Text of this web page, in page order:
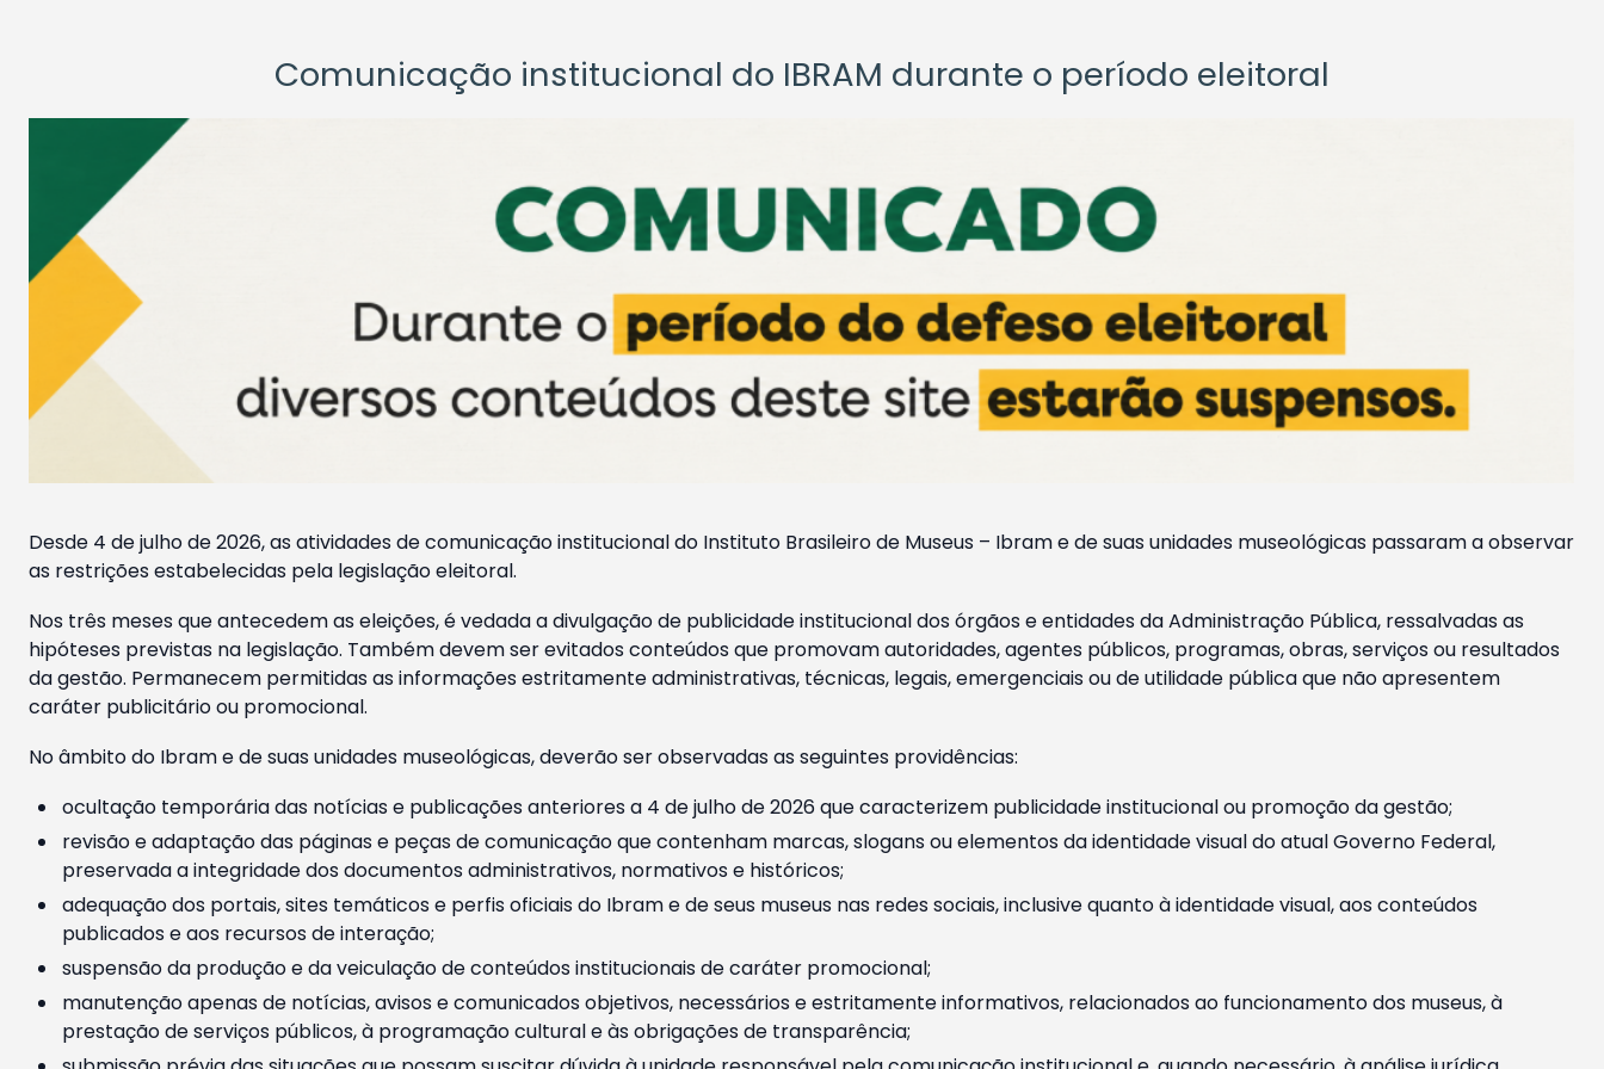
Comunicação institucional do IBRAM durante o período eleitoral
Desde 4 de julho de 2026, as atividades de comunicação institucional do Instituto Brasileiro de Museus – Ibram e de suas unidades museológicas passaram a observar
as restrições estabelecidas pela legislação eleitoral.
Nos três meses que antecedem as eleições, é vedada a divulgação de publicidade institucional dos órgãos e entidades da Administração Pública, ressalvadas as
hipóteses previstas na legislação. Também devem ser evitados conteúdos que promovam autoridades, agentes públicos, programas, obras, serviços ou resultados
da gestão. Permanecem permitidas as informações estritamente administrativas, técnicas, legais, emergenciais ou de utilidade pública que não apresentem
caráter publicitário ou promocional.
No âmbito do Ibram e de suas unidades museológicas, deverão ser observadas as seguintes providências:
ocultação temporária das notícias e publicações anteriores a 4 de julho de 2026 que caracterizem publicidade institucional ou promoção da gestão;
revisão e adaptação das páginas e peças de comunicação que contenham marcas, slogans ou elementos da identidade visual do atual Governo Federal,
preservada a integridade dos documentos administrativos, normativos e históricos;
adequação dos portais, sites temáticos e perfis oficiais do Ibram e de seus museus nas redes sociais, inclusive quanto à identidade visual, aos conteúdos
publicados e aos recursos de interação;
suspensão da produção e da veiculação de conteúdos institucionais de caráter promocional;
manutenção apenas de notícias, avisos e comunicados objetivos, necessários e estritamente informativos, relacionados ao funcionamento dos museus, à
prestação de serviços públicos, à programação cultural e às obrigações de transparência;